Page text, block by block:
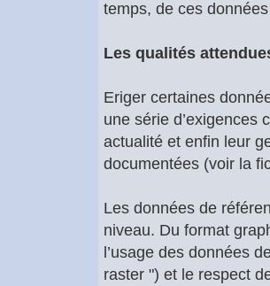
temps, de ces
Les qualités
Eriger certaines
une série d’exigences
actualité et enfin leur
documentées (voir la
Les données de
niveau. Du format
l’usage des données
raster ") et le respect